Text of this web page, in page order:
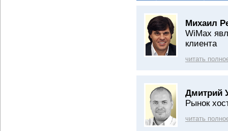
Михаил
WiMax
клиента
читать
Дмитрий
Рынок
читать